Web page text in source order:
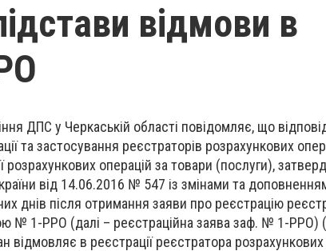
відмови в
ДПС у Черкаській області повідомляє, що
та застосування реєстраторів розрахункових
розрахункових операцій за товари (послуги),
від 14.06.2016 № 547 із змінами та
днів після отримання заяви про реєстрацію
№ 1-РРО (далі – реєстраційна заява заф. № 1-РРО)
в реєстрації реєстратора розрахункових